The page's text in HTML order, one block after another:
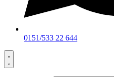
0151/533 22 644